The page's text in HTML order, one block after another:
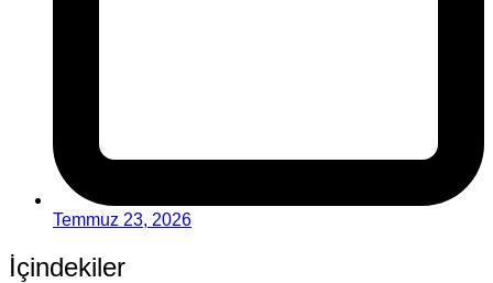
Temmuz 23, 2026
İçindekiler